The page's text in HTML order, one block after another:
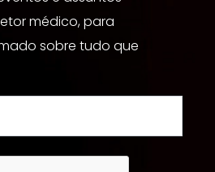
médico, para
sobre tudo que